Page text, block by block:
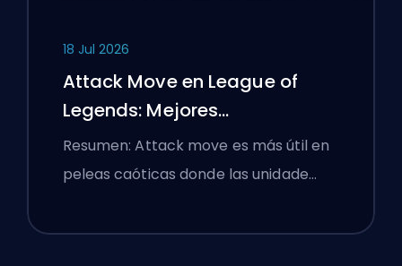
18 Jul 2026
Attack Move en League of
Legends: Mejores
Configuraciones
Resumen: Attack move es más útil en
peleas caóticas donde las unidade…